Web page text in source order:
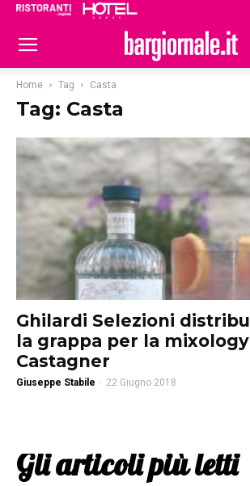
Home Tag Casta
Tag: Casta
Ghilardi Selezioni
la grappa per la
Castagner
Giuseppe Stabile - 22 Giugno 2018
Gli articoli più letti